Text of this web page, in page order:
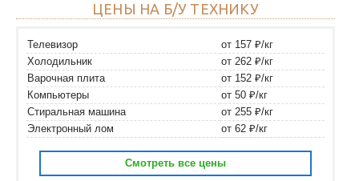
ЦЕНЫ НА Б/У ТЕХНИКУ
Телевизор
от 157 ₽/кг
Холодильник
от 262 ₽/кг
Варочная плита
от 152 ₽/кг
Компьютеры
от 50 ₽/кг
Стиральная машина
от 255 ₽/кг
Электронный лом
от 62 ₽/кг
Смотреть все цены